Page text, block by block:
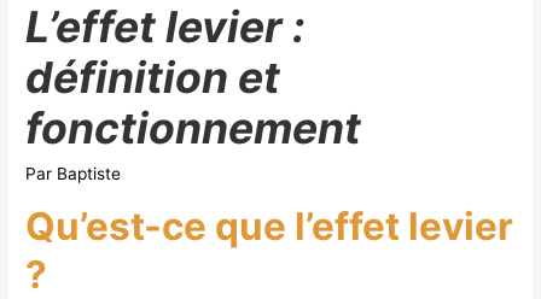
L’effet levier :
définition et
fonctionnement
Par Baptiste
Qu’est-ce que l’effet levier
?